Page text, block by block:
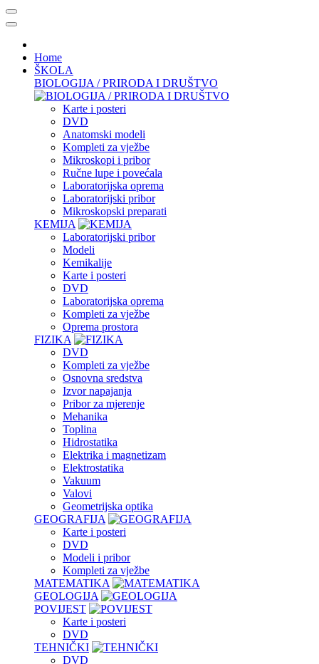
Home
ŠKOLA
BIOLOGIJA / PRIRODA I DRUŠTVO
Karte i posteri
DVD
Anatomski modeli
Kompleti za vježbe
Mikroskopi i pribor
Ručne lupe i povećala
Laboratorijska oprema
Laboratorijski pribor
Mikroskopski preparati
KEMIJA
Laboratorijski pribor
Modeli
Kemikalije
Karte i posteri
DVD
Laboratorijska oprema
Kompleti za vježbe
Oprema prostora
FIZIKA
DVD
Kompleti za vježbe
Osnovna sredstva
Izvor napajanja
Pribor za mjerenje
Mehanika
Toplina
Hidrostatika
Elektrika i magnetizam
Elektrostatika
Vakuum
Valovi
Geometrijska optika
GEOGRAFIJA
Karte i posteri
DVD
Modeli i pribor
Kompleti za vježbe
MATEMATIKA
GEOLOGIJA
POVIJEST
Karte i posteri
DVD
TEHNIČKI
DVD